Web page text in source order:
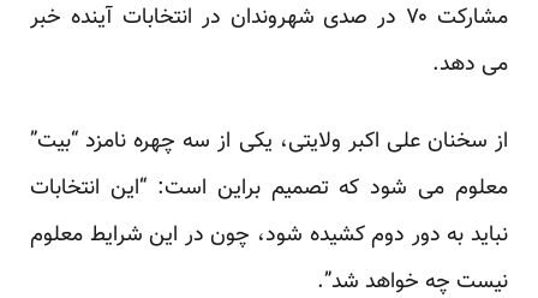
مشارکت ۷۰ در صدی شهروندان در انتخابات آینده خبر
می دهد.
از سخنان علی اکبر ولایتی، یکی از سه چهره نامزد “بیت”
معلوم می شود که تصمیم براین است: “این انتخابات
نباید به دور دوم کشیده شود، چون در این شرایط معلوم
نیست چه خواهد شد”.